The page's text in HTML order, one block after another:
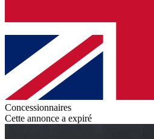
Concessionnaires
Cette annonce a expiré